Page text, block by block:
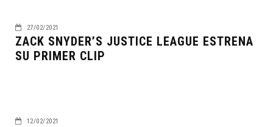
27/02/2021
ZACK SNYDER’S JUSTICE LEAGUE ESTRENA
SU PRIMER CLIP
12/02/2021